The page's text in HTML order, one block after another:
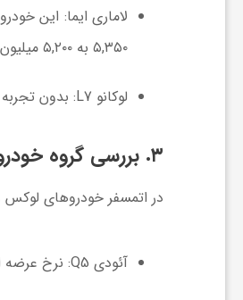
لاماری ایما:
۵,۳۵۰ به
۵,۲۰۰
لوکانو L7: بدون
۳. بررسی گروه خودروهای وارداتی
در اتمسفر خودروهای لوکس
آئودی Q5: نرخ عرضه